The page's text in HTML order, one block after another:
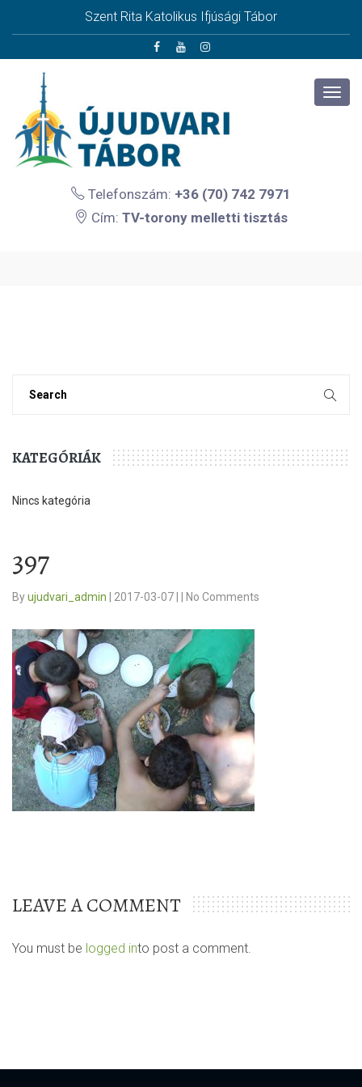
Szent Rita Katolikus Ifjúsági Tábor
Telefonszám: +36 (70) 742 7971
Cím: TV-torony melletti tisztás
KATEGÓRIÁK
Nincs kategória
397
Byujudvari_admin 2017-03-07 No Comments
LEAVE A COMMENT
You must be logged into post a comment.